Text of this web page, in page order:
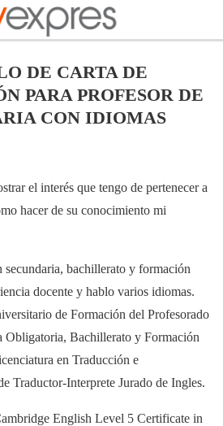
DE CARTA DE
PARA PROFESOR DE
CON IDIOMAS
el interés que tengo de pertenecer a
hacer de su conocimiento mi
secundaria, bachillerato y formación
docente y hablo varios idiomas.
de Formación del Profesorado
Obligatoria, Bachillerato y Formación
en Traducción e
Traductor-Interprete Jurado de Ingles.
English Level 5 Certificate in